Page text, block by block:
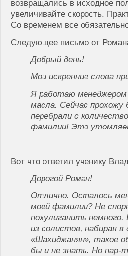
возвращались в исходное
увеличивайте скорость.
Со временем все
Следующее письмо от
Добрый день!
Мои искренние слова
Я работаю менеджером
масла. Сейчас прохожу
перебрали с
фамилии! Это
Вот что ответил ученику
Дорогой Роман!
Отлично. Осталось
моей фамилии? Не
похулиганить
из солистов, набирая в
«Шахиджанян», такое
бы и не знать. Но пар-